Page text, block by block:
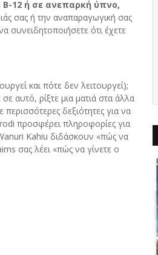
Β-12 ή σε ανεπαρκή ύπνο,
σας ή την αναπαραγωγική σας
συνειδητοποιήσετε ότι έχετε
και πότε δεν λειτουργεί);
αυτό, ρίξτε μια ματιά στα άλλα
δεξιότητες για να
προσφέρει πληροφορίες για
Kahiu διδάσκουν «πώς να
σας λέει «πώς να γίνετε ο